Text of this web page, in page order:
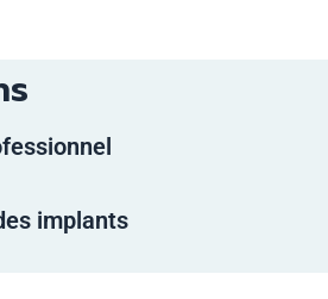
implants